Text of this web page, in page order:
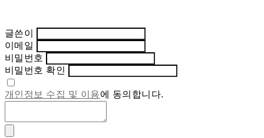
글쓴이
이메일
비밀번호
비밀번호 확인
개인정보 수집 및 이용에 동의합니다.